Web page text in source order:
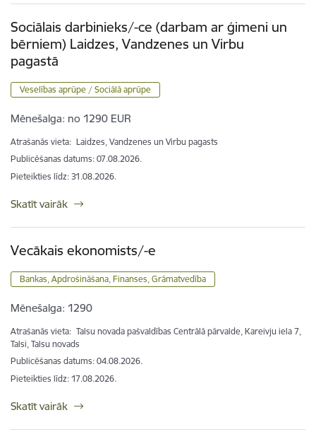
Sociālais darbinieks/-ce (darbam ar ģimeni un
bērniem) Laidzes, Vandzenes un Virbu
pagastā
Veselības aprūpe / Sociālā aprūpe
Mēnešalga: no 1290 EUR
Atrašanās vieta: Laidzes, Vandzenes un Virbu pagasts
Publicēšanas datums: 07.08.2026.
Pieteikties līdz: 31.08.2026.
Skatīt vairāk
Vecākais ekonomists/-e
Bankas, Apdrošināšana, Finanses, Grāmatvedība
Mēnešalga: 1290
Atrašanās vieta: Talsu novada pašvaldības Centrālā pārvalde, Kareivju iela 7,
Talsi, Talsu novads
Publicēšanas datums: 04.08.2026.
Pieteikties līdz: 17.08.2026.
Skatīt vairāk